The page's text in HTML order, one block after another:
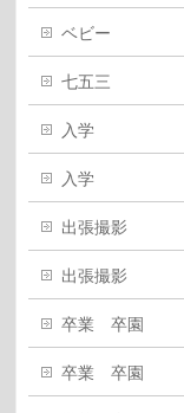
ベビー
七五三
入学
入学
出張撮影
出張撮影
卒業 卒園
卒業 卒園